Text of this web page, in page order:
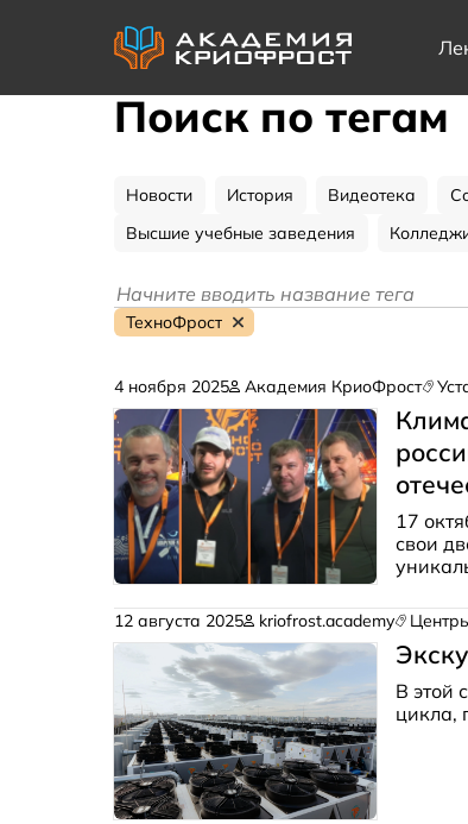
Поиск по тегам
Новости История Видеотека
Высшие учебные заведения
ТехноФрост
4 ноября 2025 Академия КриоФрост
17
свои
12 августа 2025 kriofrost.academy
В этой
цикла,